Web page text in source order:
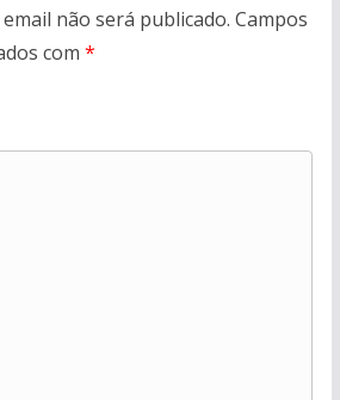
não será publicado. Campos
com *